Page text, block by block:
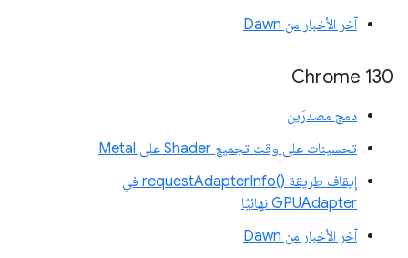
آخر الأخبار من Dawn
Chrome 130
دمج مصدرَين
تحسينات على وقت تجميع Shader على Metal
إيقاف طريقة requestAdapterInfo()‎ في
GPUAdapter نهائيًا
آخر الأخبار من Dawn